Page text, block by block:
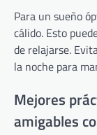
Para un sueño
cálido. Esto
de relajarse.
la noche para
Mejores
amigables